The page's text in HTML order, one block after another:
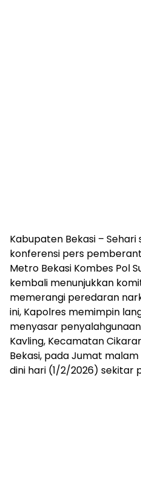
Kabupaten Bekasi –
konferensi pers
Metro Bekasi Kombes Pol
kembali menunjukkan
memerangi peredaran
ini, Kapolres memimpin
menyasar
Kavling, Kecamatan
Bekasi, pada Jumat
dini hari (1/2/2026) sekitar